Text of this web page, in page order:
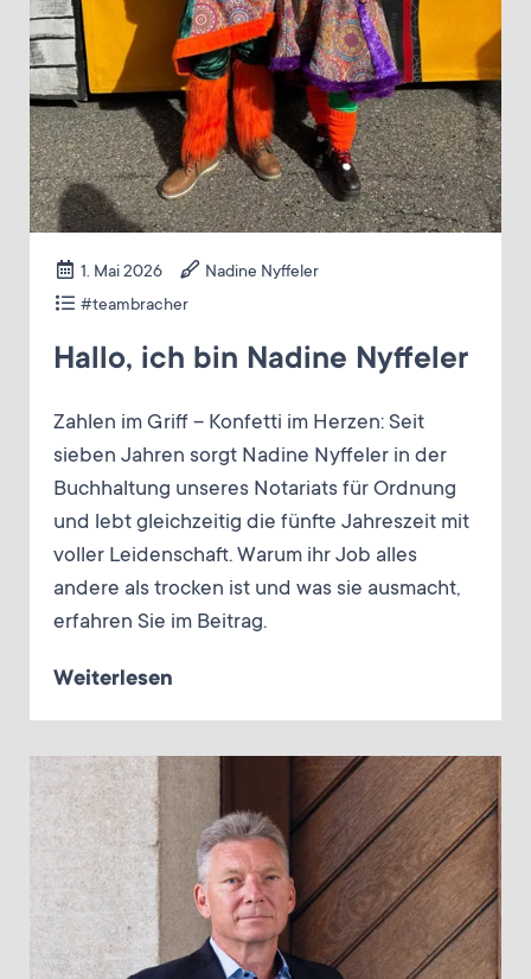
1. Mai 2026
Nadine Nyffeler
#teambracher
Hallo, ich bin Nadine Nyffeler
Zahlen im Griff – Konfetti im Herzen: Seit
sieben Jahren sorgt Nadine Nyffeler in der
Buchhaltung unseres Notariats für Ordnung
und lebt gleichzeitig die fünfte Jahreszeit mit
voller Leidenschaft. Warum ihr Job alles
andere als trocken ist und was sie ausmacht,
erfahren Sie im Beitrag.
Weiterlesen